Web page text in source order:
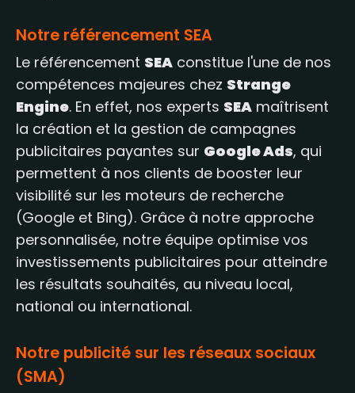
Notre référencement SEA
Le référencement SEA constitue l'une de nos
compétences majeures chez Strange
Engine. En effet, nos experts SEA maîtrisent
la création et la gestion de campagnes
publicitaires payantes sur Google Ads, qui
permettent à nos clients de booster leur
visibilité sur les moteurs de recherche
(Google et Bing). Grâce à notre approche
personnalisée, notre équipe optimise vos
investissements publicitaires pour atteindre
les résultats souhaités, au niveau local,
national ou international.
Notre publicité sur les réseaux sociaux
(SMA)